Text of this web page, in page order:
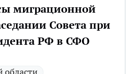
миграционной
Совета при
РФ в СФО